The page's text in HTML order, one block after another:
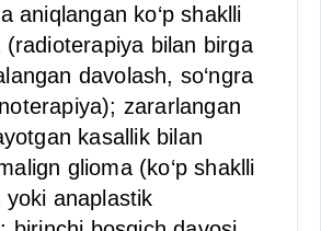
aniqlangan ko‘p shaklli
(radioterapiya bilan birga
davolash, so‘ngra
zararlangan
kasallik bilan
glioma (ko‘p shaklli
anaplastik